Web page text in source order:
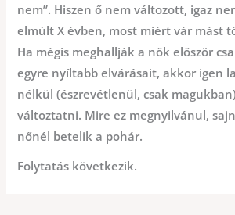
nem”. Hiszen ő nem változott, igaz
elmúlt X évben, most miért vár mást
Ha mégis meghallják a nők először
egyre nyíltabb elvárásait, akkor igen
nélkül (észrevétlenül, csak
változtatni. Mire ez megnyilvánul,
nőnél betelik a pohár.
Folytatás következik.